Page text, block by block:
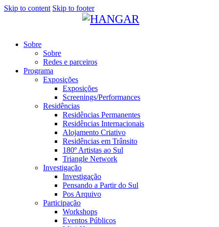
Skip to content Skip to footer
Sobre
Sobre
Redes e parceiros
Programa
Exposições
Exposições
Screenings/Performances
Residências
Residências Permanentes
Residências Internacionais
Alojamento Criativo
Residências em Trânsito
180º Artistas ao Sul
Triangle Network
Investigação
Investigação
Pensando a Partir do Sul
Pos Arquivo
Participação
Workshops
Eventos Públicos